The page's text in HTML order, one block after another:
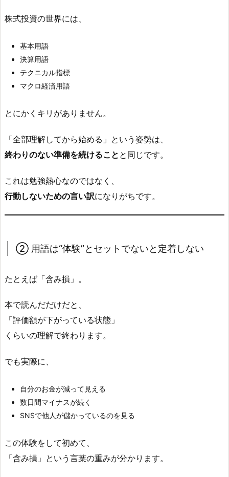
株式投資の世界には、
基本用語
決算用語
テクニカル指標
マクロ経済用語
とにかくキリがありません。
「全部理解してから始める」という姿勢は、
終わりのない準備を続けること と同じです。
これは勉強熱心なのではなく、
行動しないための言い訳になりがちです。
② 用語は“体験”とセットでないと定着しない
たとえば「含み損」。
本で読んだだけだと、
「評価額が下がっている状態」
くらいの理解で終わります。
でも実際に、
自分のお金が減って見える
数日間マイナスが続く
SNSで他人が儲かっているのを見る
この体験をして初めて、
「含み損」という言葉の重みが分かります。